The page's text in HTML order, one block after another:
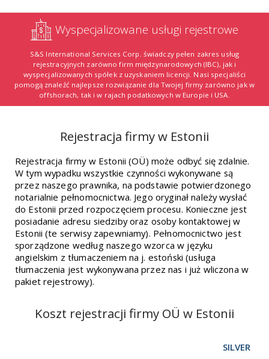
Wyspecjalizowane usługi rejestrowe
S&S International Services Corp. świadczy pełen zakres usług
rejestracyjnych zarówno firm międzynarodowych (IBC), jak i
wyspecjalizowanych spółek z uzyskaniem licencji. Nasi specjaliści
pomogą znaleźć najlepsze rozwiązanie dla Twojej firmy zarówno jak w
offshorach, tak i w rajach podatkowych w Europie i USA.
Rejestracja firmy w Estonii
Rejestracja firmy w Estonii (OÜ) może odbyć się zdalnie.
W tym wypadku wszystkie czynności wykonywane są
przez naszego prawnika, na podstawie potwierdzonego
notarialnie pełnomocnictwa. Jego oryginał należy wysłać
do Estonii przed rozpoczęciem procesu. Konieczne jest
posiadanie adresu siedziby oraz osoby kontaktowej w
Estonii (te serwisy zapewniamy). Pełnomocnictwo jest
sporządzone według naszego wzorca w języku
angielskim z tłumaczeniem na j. estoński (usługa
tłumaczenia jest wykonywana przez nas i już wliczona w
pakiet rejestrowy).
Koszt rejestracji firmy OÜ w Estonii
SILVER